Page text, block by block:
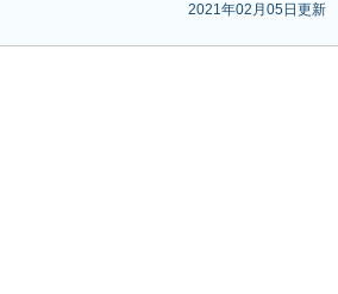
2021年02月05日更新